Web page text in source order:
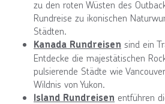
zu den roten Wüsten des
Rundreise zu ikonischen
Städten.
Kanada Rundreisen sind ein
Entdecke die majestätischen
pulsierende Städte wie
Wildnis von Yukon.
Island Rundreisen entführen